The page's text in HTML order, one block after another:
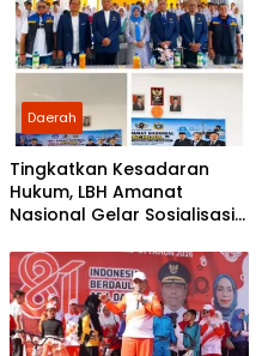
Daerah
Tingkatkan Kesadaran
Hukum, LBH Amanat
Nasional Gelar Sosialisasi
Morawa